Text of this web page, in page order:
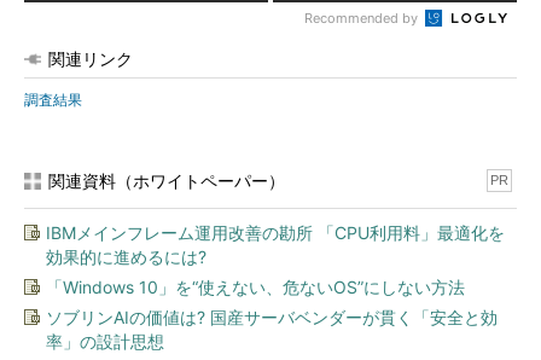
Recommended by
関連リンク
調査結果
関連資料（ホワイトペーパー） PR
IBMメインフレーム運用改善の勘所 「CPU利用料」最適化を
効果的に進めるには?
「Windows 10」を“使えない、危ないOS”にしない方法
ソブリンAIの価値は? 国産サーバベンダーが貫く「安全と効
率」の設計思想